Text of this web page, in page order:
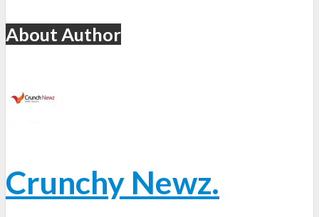
About Author
Crunchy Newz.